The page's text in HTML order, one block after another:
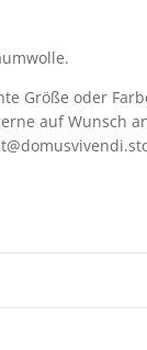
Größe oder
auf Wunsch